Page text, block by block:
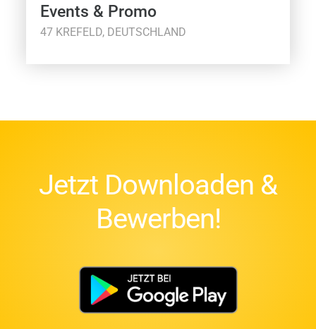
Events & Promo
47 KREFELD, DEUTSCHLAND
Jetzt Downloaden &
Bewerben!